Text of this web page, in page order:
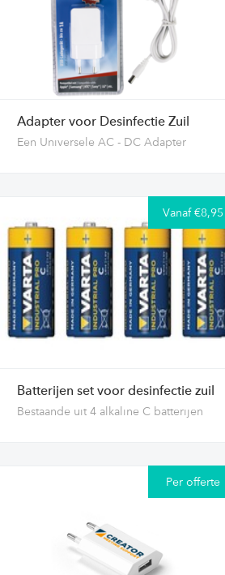
Adapter voor Desinfectie Zuil
Een Universele AC - DC Adapter
Vanaf €8,95
Batterijen set voor desinfectie zuil
Bestaande uit 4 alkaline C batterijen
Per offerte